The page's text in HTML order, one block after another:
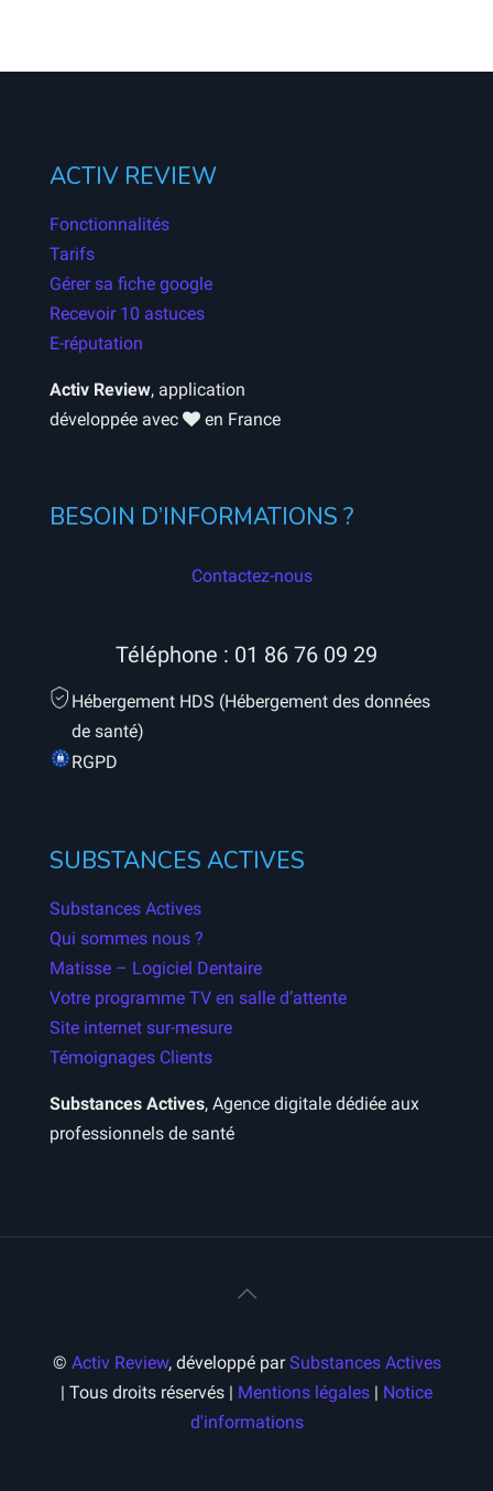
ACTIV REVIEW
Fonctionnalités
Tarifs
Gérer sa fiche google
Recevoir 10 astuces
E-réputation
Activ Review, application
développée avec
en France
BESOIN D’INFORMATIONS ?
Contactez-nous
Téléphone : 01 86 76 09 29
Hébergement HDS (Hébergement des données
de santé)
RGPD
SUBSTANCES ACTIVES
Substances Actives
Qui sommes nous ?
Matisse – Logiciel Dentaire
Votre programme TV en salle d’attente
Site internet sur-mesure
Témoignages Clients
Substances Actives, Agence digitale dédiée aux
professionnels de santé
© Activ Review, développé parSubstances Actives
| Tous droits réservés | Mentions légales | Notice
d'informations